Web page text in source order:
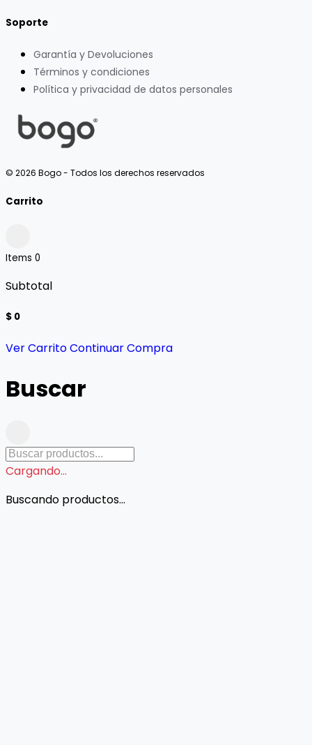
Soporte
Garantía y Devoluciones
Términos y condiciones
Política y privacidad de datos personales
© 2026 Bogo - Todos los derechos reservados
Carrito
Items 0
Subtotal
$ 0
Ver CarritoContinuar Compra
Buscar
Cargando...
Buscando productos...